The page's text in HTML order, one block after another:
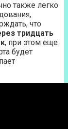
также легко
что
тридцать
, при этом еще
будет